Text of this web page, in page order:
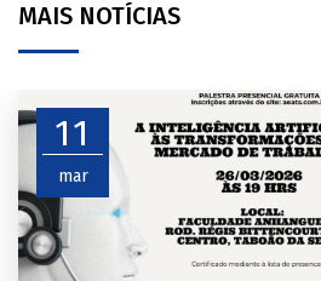
MAIS NOTÍCIAS
11
mar